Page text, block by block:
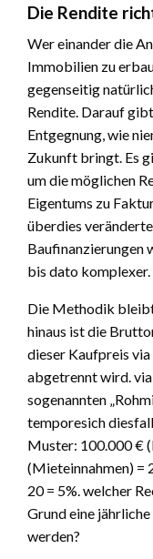
Die Rendite
Wer einander die
Immobilien zu
gegenseitig
Rendite. Darauf
Entgegnung, wie
Zukunft bringt. Es
um die möglichen
Eigentums zu
überdies
Baufinanzierungen
bis dato komplexer.
Die Methodik
hinaus ist die
dieser Kaufpreis
abgetrennt wird.
sogenannten
temporesich
Muster: 100.000 €
(Mieteinnahmen) =
20 = 5%. welcher
Grund eine
werden?